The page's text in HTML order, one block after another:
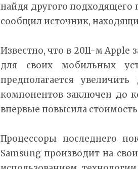
найдя другого подходящего
сообщил источник,
Известно, что в 2011-м Apple
для своих мобильных
предполагается
компонентов заключен до
впервые повысила
Процессоры последнего
Samsung производит на